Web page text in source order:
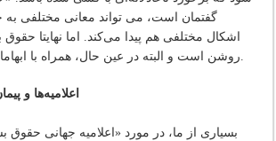
گفتمان است، می تواند معانی مختلفی به
اشکال مختلفی هم پیدا می‌کند. اما نهایتا
روشن است و البته در عین حال، همراه با ابهامات و اشکالاتی است.
اعلامیه‌ها و
بسیاری از ما، در مورد «اعلامیه جهانی حقوق